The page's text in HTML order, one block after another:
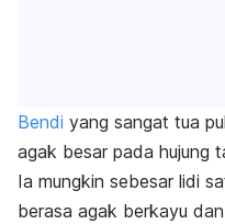
Bendi yang sangat tua
agak besar pada hujung
Ia mungkin sebesar lidi
berasa agak berkayu